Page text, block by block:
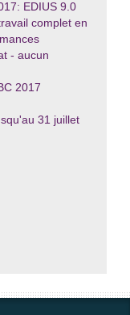
EDIUS 9.0
complet en
- aucun
2017
31 juillet